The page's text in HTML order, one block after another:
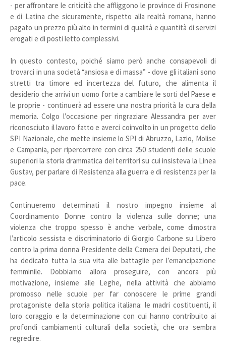
- per affrontare le criticità che affliggono le province di Frosinone
e di Latina che sicuramente, rispetto alla realtà romana, hanno
pagato un prezzo più alto in termini di qualità e quantità di servizi
erogati e di posti letto complessivi.
In questo contesto, poiché siamo però anche consapevoli di
trovarci in una società “ansiosa e di massa” - dove gli italiani sono
stretti tra timore ed incertezza del futuro, che alimenta il
desiderio che arrivi un uomo forte a cambiare le sorti del Paese e
le proprie - continuerà ad essere una nostra priorità la cura della
memoria. Colgo l’occasione per ringraziare Alessandra per aver
riconosciuto il lavoro fatto e averci coinvolto in un progetto dello
SPI Nazionale, che mette insieme lo SPI di Abruzzo, Lazio, Molise
e Campania, per ripercorrere con circa 250 studenti delle scuole
superiori la storia drammatica dei territori su cui insisteva la Linea
Gustav, per parlare di Resistenza alla guerra e di resistenza per la
pace.
Continueremo determinati il nostro impegno insieme al
Coordinamento Donne contro la violenza sulle donne; una
violenza che troppo spesso è anche verbale, come dimostra
l’articolo sessista e discriminatorio di Giorgio Carbone su Libero
contro la prima donna Presidente della Camera dei Deputati, che
ha dedicato tutta la sua vita alle battaglie per l’emancipazione
femminile. Dobbiamo allora proseguire, con ancora più
motivazione, insieme alle Leghe, nella attività che abbiamo
promosso nelle scuole per far conoscere le prime grandi
protagoniste della storia politica italiana: le madri costituenti, il
loro coraggio e la determinazione con cui hanno contribuito ai
profondi cambiamenti culturali della società, che ora sembra
regredire.